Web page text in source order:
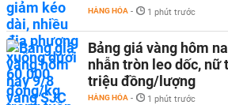
HÀNG HÓA - 1 phút trước
Bảng giá vàng hôm
nhẫn tròn leo dốc, nữ
triệu đồng/lượng
HÀNG HÓA - 1 phút trước